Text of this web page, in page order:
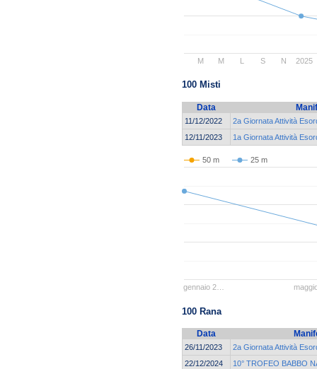
2025
M M L S N
100 Misti
Data
11/12/2022
2a Giornata Attività
12/11/2023
1a Giornata Attività
50 m 25 m
gennaio 2…
100 Rana
Data
26/11/2023
2a Giornata Attività
22/12/2024
10° TROFEO BABBO